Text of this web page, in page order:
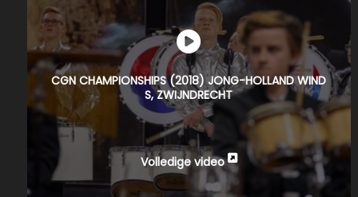
CGN CHAMPIONSHIPS (2018) JONG-HOLLAND WIND
S, ZWIJNDRECHT
Volledige video